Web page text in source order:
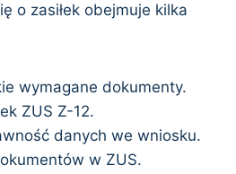
o zasiłek obejmuje kilka
wymagane dokumenty.
ZUS Z-12.
danych we wniosku.
w ZUS.